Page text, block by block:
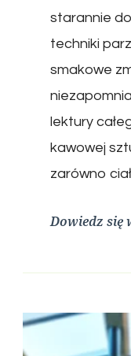
starannie
techniki
smakowe
lektury
kawowej
zarówno
Dowiedz się